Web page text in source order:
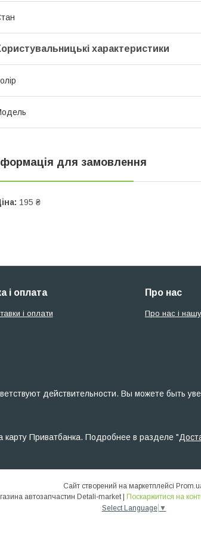
характеристики
для замовлення
195 ₴
і оплата
і оплати
Про нас
Про нас і
действительности. Вы можете быть
карту Приватбанка. Подробнее в разделе "
Сайт створений на маркетплейсі
Інтернет-магазина автозапчастин Detali-market | Поскаржитися на
Select Language ▼